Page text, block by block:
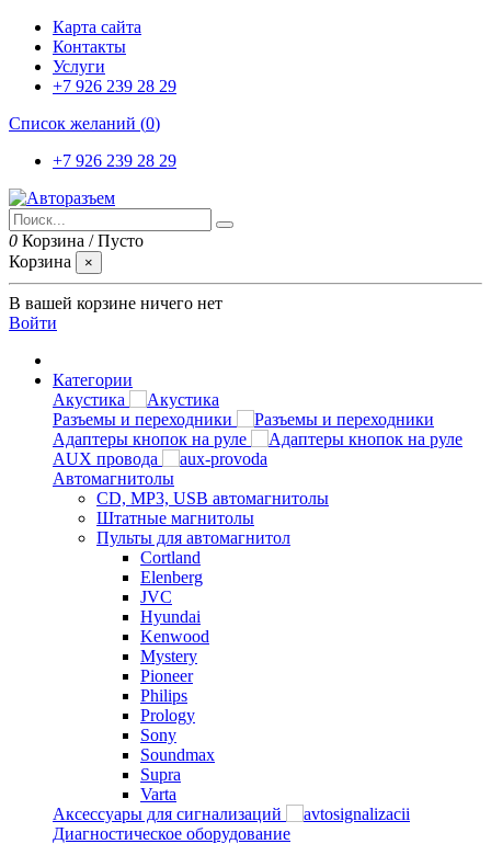
Карта сайта
Контакты
Услуги
+7 926 239 28 29
Список желаний (0)
+7 926 239 28 29
0 Корзина /Пусто
Корзина
×
В вашей корзине ничего нет
Войти
Категории
Акустика
Разъемы и переходники
Адаптеры кнопок на руле
AUX провода
Автомагнитолы
CD, MP3, USB автомагнитолы
Штатные магнитолы
Пульты для автомагнитол
Cortland
Elenberg
JVC
Hyundai
Kenwood
Mystery
Pioneer
Philips
Prology
Sony
Soundmax
Supra
Varta
Аксессуары для сигнализаций
Диагностическое оборудование